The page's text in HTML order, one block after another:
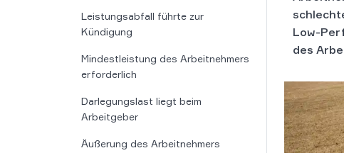
Leistungsabfall führte zur
Kündigung
Mindestleistung des Arbeitnehmers
erforderlich
Darlegungslast liegt beim
Arbeitgeber
Äußerung des Arbeitnehmers
Low-
des